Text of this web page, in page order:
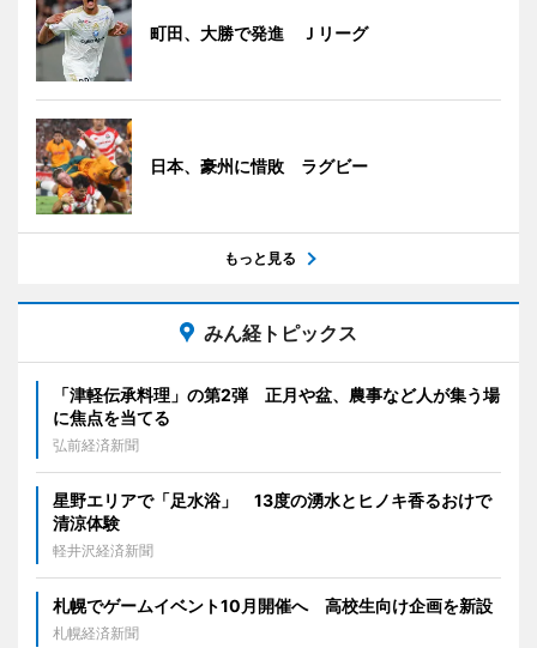
町田、大勝で発進 Ｊリーグ
日本、豪州に惜敗 ラグビー
もっと見る
みん経トピックス
「津軽伝承料理」の第2弾 正月や盆、農事など人が集う場
に焦点を当てる
弘前経済新聞
星野エリアで「足水浴」 13度の湧水とヒノキ香るおけで
清涼体験
軽井沢経済新聞
札幌でゲームイベント10月開催へ 高校生向け企画を新設
札幌経済新聞